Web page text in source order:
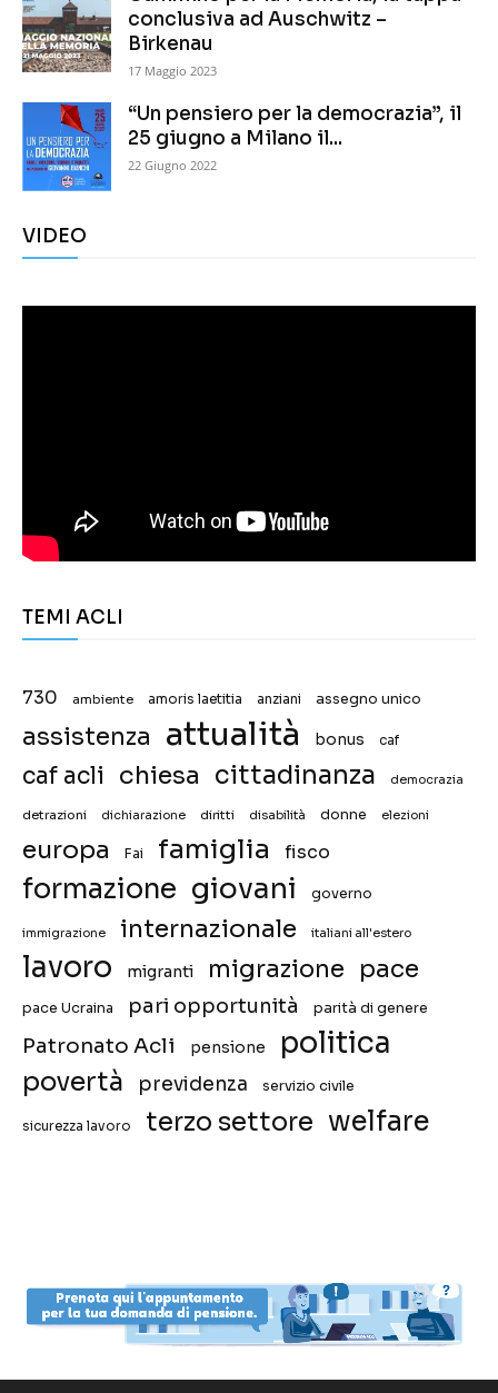
conclusiva ad Auschwitz –
Birkenau
17 Maggio 2023
“Un pensiero per la democrazia”, il
25 giugno a Milano il...
22 Giugno 2022
VIDEO
TEMI ACLI
730 ambiente amoris laetitia anziani assegno unico
assistenza attualità bonus caf
caf acli chiesa cittadinanza democrazia
detrazioni dichiarazione diritti disabilità donne elezioni
europa Fai famiglia fisco
formazione giovani governo
immigrazione internazionale italiani all'estero
lavoro migranti migrazione pace
pace Ucraina pari opportunità parità di genere
Patronato Acli pensione politica
povertà previdenza servizio civile
sicurezza lavoro terzo settore welfare